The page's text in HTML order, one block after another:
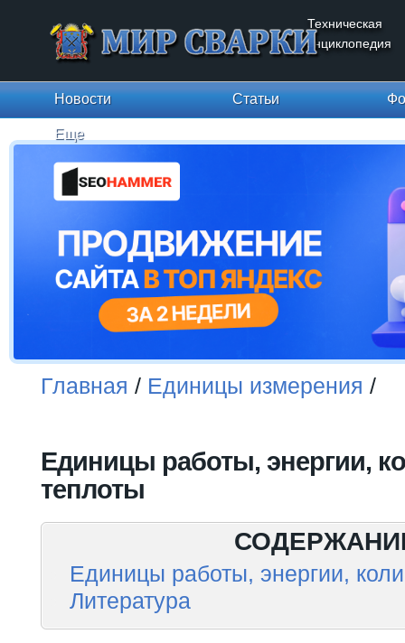
Техническая
энциклопедия
Новости Статьи
Еще
Главная / Единицы измерения /
Единицы работы, энергии,
теплоты
Единицы работы, энергии,
Литература